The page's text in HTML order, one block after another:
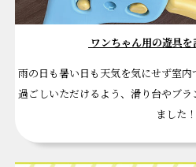
ワンちゃん用の遊具を
雨の日も暑い日も天気を気にせず室
過ごしいただけるよう、滑り台やブ
ました！